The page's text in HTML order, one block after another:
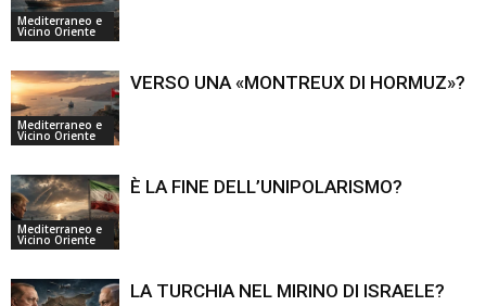
Mediterraneo e
Vicino Oriente
Mediterraneo e
Vicino Oriente
VERSO UNA «MONTREUX DI HORMUZ»?
Mediterraneo e
Vicino Oriente
È LA FINE DELL’UNIPOLARISMO?
LA TURCHIA NEL MIRINO DI ISRAELE?